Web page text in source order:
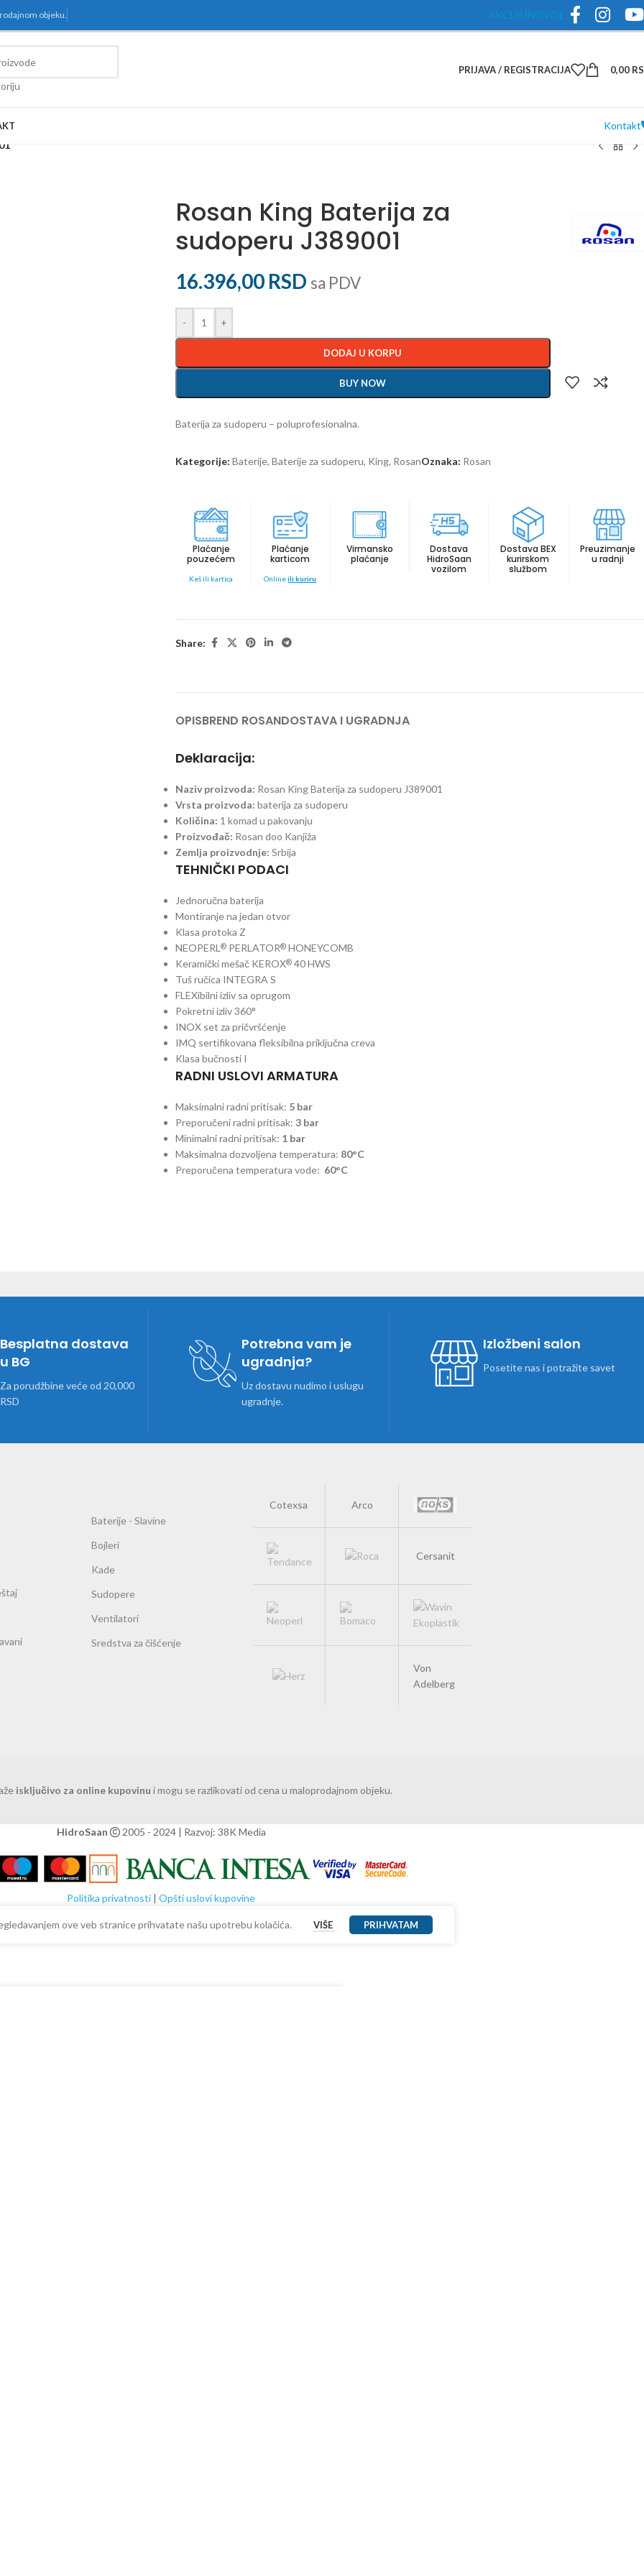
objeku. AKCIJA NOVO
PRIJAVA / REGISTRACIJA 0,00
Kontakt
Rosan King Baterija za
sudoperu J389001
16.396,00 RSD sa PDV
- +
DODAJ U KORPU
BUY NOW
Baterija za sudoperu – poluprofesionalna.
Kategorije: Baterije, Baterije za sudoperu, King, RosanOznaka: Rosan
Plaćanje
pouzećem
Keš ili kartica
Plaćanje
karticom
Onlineili kuriru
Virmansko
plaćanje
Dostava
HidroSaan
vozilom
Dostava BEX
kurirskom
službom
Preuzimanje
u radnji
Share:
OPISBREND ROSANDOSTAVA I UGRADNJA
Deklaracija:
Naziv proizvoda: Rosan King Baterija za sudoperu J389001
Vrsta proizvoda: baterija za sudoperu
Količina: 1 komad u pakovanju
Proizvođač: Rosan doo Kanjiža
Zemlja proizvodnje: Srbija
TEHNIČKI PODACI
Jednoručna baterija
Montiranje na jedan otvor
Klasa protoka Z
NEOPERL ® PERLATOR® HONEYCOMB
Keramički mešač KEROX® 40 HWS
Tuš ručica INTEGRA S
FLEXibilni izliv sa oprugom
Pokretni izliv 360°
INOX set za pričvršćenje
IMQ sertifikovana fleksibilna priključna creva
Klasa bučnosti I
RADNI USLOVI ARMATURA
Maksimalni radni pritisak: 5 bar
Preporučeni radni pritisak: 3 bar
Minimalni radni pritisak: 1 bar
Maksimalna dozvoljena temperatura: 80°C
Preporučena temperatura vode: 60°C
Besplatna dostava
u BG
Za porudžbine veće od 20,000
RSD
Potrebna vam je
ugradnja?
Uz dostavu nudimo i uslugu
ugradnje.
Izložbeni salon
Posetite nas i potražite savet
Baterije - Slavine
Bojleri
Kade
Sudopere
Ventilatori
Sredstva za čišćenje
Cotexsa Arco
Cersanit
Von
Adelberg
isključivo za online kupovinu i mogu se razlikovati od cena u maloprodajnom objeku.
HidroSaan 2005 - 2024 | Razvoj: 38K Media
Politika privatnosti | Opšti uslovi kupovine
ove veb stranice prihvatate našu upotrebu kolačića. VIŠE PRIHVATAM